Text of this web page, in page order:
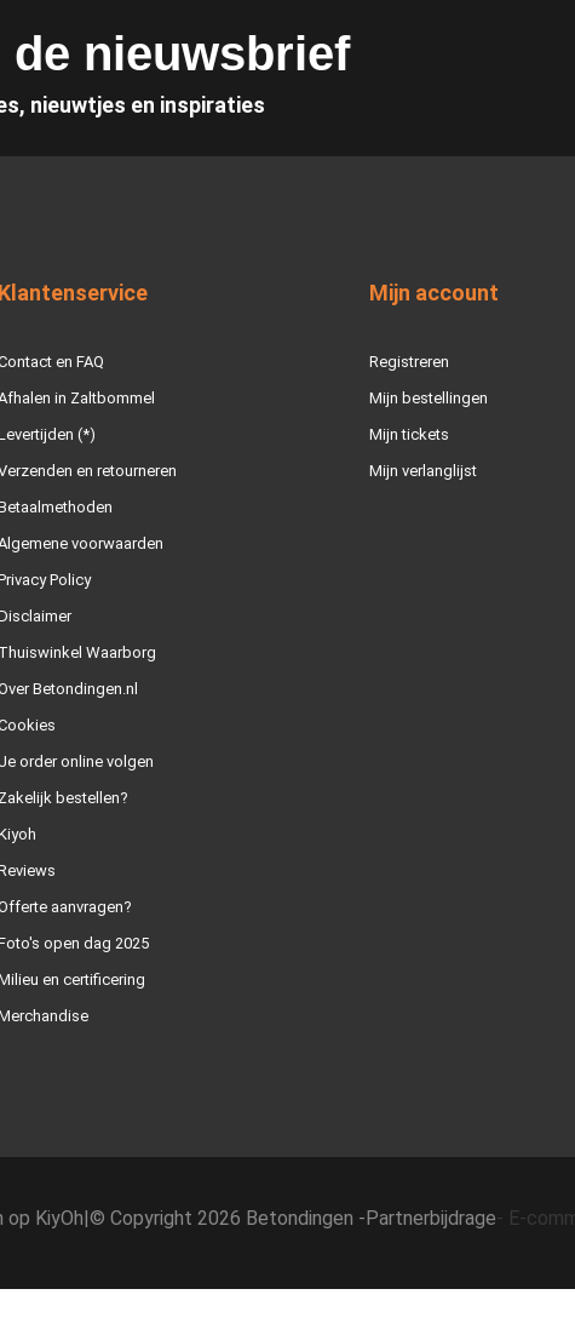
nieuwsbrief
nieuwtjes en inspiraties
Klantenservice
en FAQ
in Zaltbommel
(*)
en retourneren
voorwaarden
Policy
Thuiswinkel Waarborg
Betondingen.nl
Je order online volgen
Zakelijk bestellen?
aanvragen?
open dag 2025
en certificering
Mijn account
Registreren
Mijn bestellingen
Mijn tickets
Mijn verlanglijst
op KiyOh|© Copyright 2026 Betondingen -Partnerbijdrage- E-